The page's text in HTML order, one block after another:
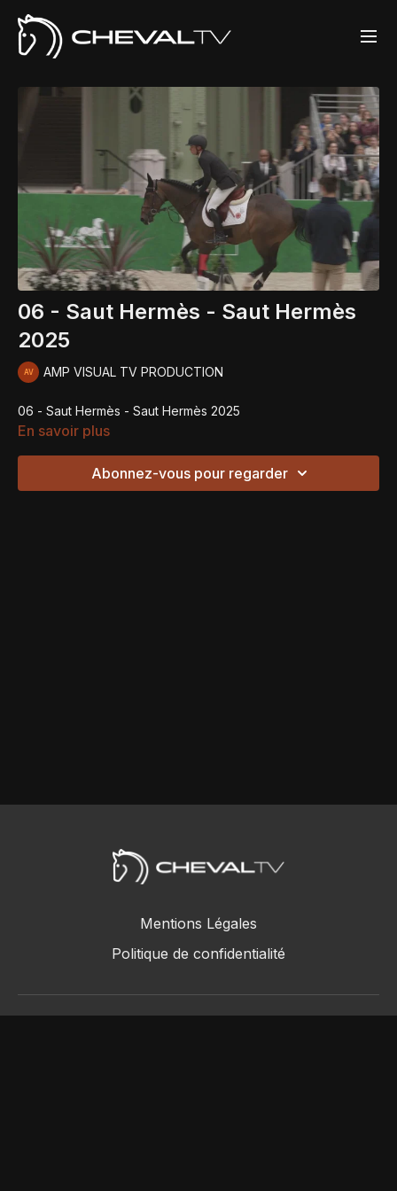
06 - Saut Hermès - Saut Hermès
2025
AMP VISUAL TV PRODUCTION
06 - Saut Hermès - Saut Hermès 2025
En savoir plus
Abonnez-vous pour regarder
Mentions Légales
Politique de confidentialité